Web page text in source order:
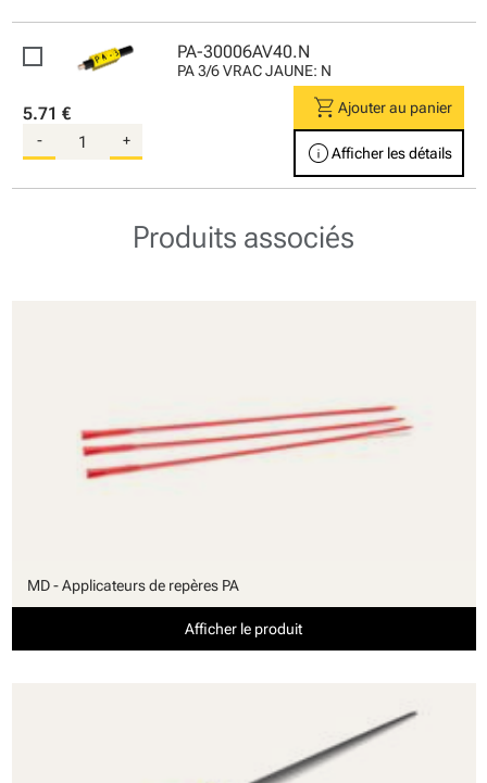
PA-30006AV40.N
PA 3/6 VRAC JAUNE: N
5.71 €
- +
shopping_cart Ajouter au panier
infoAfficher les détails
Produits associés
MD - Applicateurs de repères PA
Afficher le produit